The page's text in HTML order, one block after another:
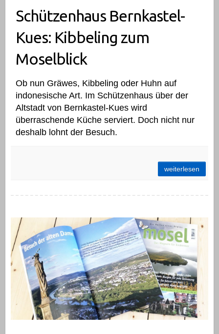
Schützenhaus Bernkastel-
Kues: Kibbeling zum
Moselblick
Ob nun Gräwes, Kibbeling oder Huhn auf
indonesische Art. Im Schützenhaus über der
Altstadt von Bernkastel-Kues wird
überraschende Küche serviert. Doch nicht nur
deshalb lohnt der Besuch.
weiterlesen